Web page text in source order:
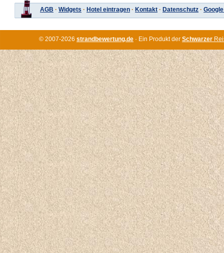
AGB · Widgets · Hotel eintragen · Kontakt · Datenschutz ·
© 2007-2026 strandbewertung.de · Ein Produkt der Schwarzer